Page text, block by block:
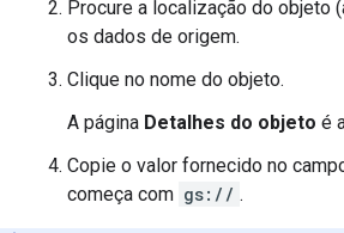
Procure a localização do objeto
os dados de origem.
Clique no nome do objeto.
A página Detalhes do objeto é
Copie o valor fornecido no
começa com gs:// .